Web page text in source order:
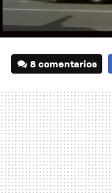
8 comentarios